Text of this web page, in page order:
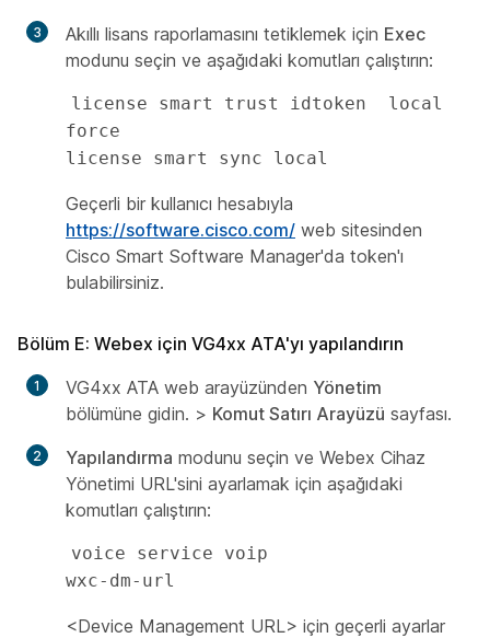
Akıllı lisans raporlamasını tetiklemek için Exec
modunu seçin ve aşağıdaki komutları çalıştırın:
license smart trust idtoken  local
force
license smart sync local
Geçerli bir kullanıcı hesabıyla
https://software.cisco.com/ web sitesinden
Cisco Smart Software Manager'da token'ı
bulabilirsiniz.
Bölüm E: Webex için VG4xx ATA'yı yapılandırın
VG4xx ATA web arayüzünden Yönetim
bölümüne gidin. > Komut Satırı Arayüzü sayfası.
Yapılandırma modunu seçin ve Webex Cihaz
Yönetimi URL'sini ayarlamak için aşağıdaki
komutları çalıştırın:
voice service voip
wxc-dm-url
<Device Management URL> için geçerli ayarlar